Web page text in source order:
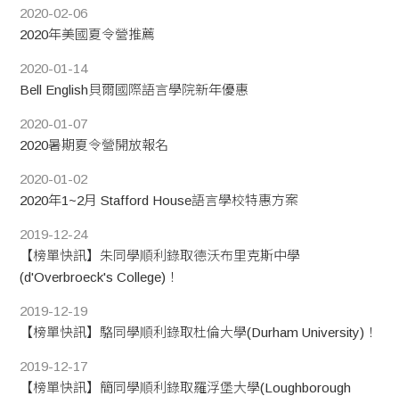
2020-02-06
2020年美國夏令營推薦
2020-01-14
Bell English貝爾國際語言學院新年優惠
2020-01-07
2020暑期夏令營開放報名
2020-01-02
2020年1~2月 Stafford House語言學校特惠方案
2019-12-24
【榜單快訊】朱同學順利錄取德沃布里克斯中學
(d'Overbroeck's College)！​
2019-12-19
【榜單快訊】駱同學順利錄取杜倫大學(Durham University)！
2019-12-17
【榜單快訊】簡同學順利錄取羅浮堡大學(Loughborough